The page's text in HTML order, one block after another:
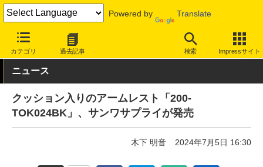
Powered by Translate
カテゴリ 過去記事 検索 Impressサイト
INTERNET Watch トピック ワークスペース
ニュース
クッション入りのアームレスト「200-
TOK024BK」、サンワサプライが発売
木下 明音 2024年7月5日 16:30